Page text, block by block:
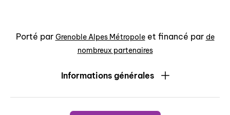
Porté par Grenoble Alpes Métropoleet financé par de
nombreux partenaires
Informations générales